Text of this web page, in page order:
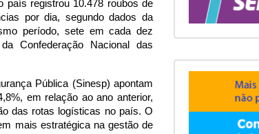
país registrou 10.478 roubos de
por dia, segundo dados da
período, sete em cada dez
Confederação Nacional das
Pública (Sinesp) apontam
em relação ao ano anterior,
das rotas logísticas no país. O
mais estratégica na gestão de